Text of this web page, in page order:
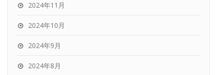
2024年11月
2024年10月
2024年9月
2024年8月